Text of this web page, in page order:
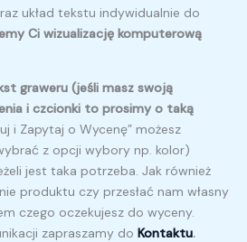
układ tekstu indywidualnie do
Ci wizualizację komputerową
graweru (jeśli masz swoją
i czcionki to prosimy o taką
i Zapytaj o Wycenę” możesz
z opcji wybory np. kolor)
jest taka potrzeba. Jak również
produktu czy przesłać nam własny
czego oczekujesz do wyceny.
zapraszamy do Kontaktu.